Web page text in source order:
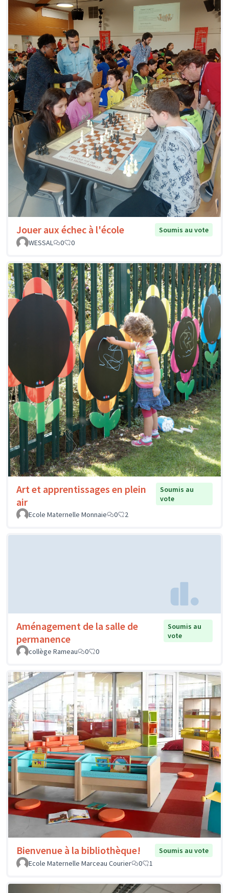
Jouer aux échec à l'école
Soumis au vote
WESSAL
0 0
Art et apprentissages en plein
air
Soumis au
vote
Ecole Maternelle Monnaie
0 2
Aménagement de la salle de
permanence
Soumis au
vote
collège Rameau
0 0
Bienvenue à la bibliothèque!
Soumis au vote
Ecole Maternelle Marceau Courier
0 1